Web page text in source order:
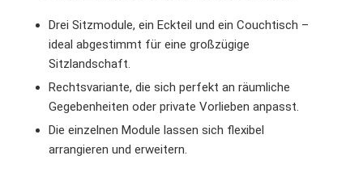
Drei Sitzmodule, ein Eckteil und ein Couchtisch –
ideal abgestimmt für eine großzügige
Sitzlandschaft.
Rechtsvariante, die sich perfekt an räumliche
Gegebenheiten oder private Vorlieben anpasst.
Die einzelnen Module lassen sich flexibel
arrangieren und erweitern.